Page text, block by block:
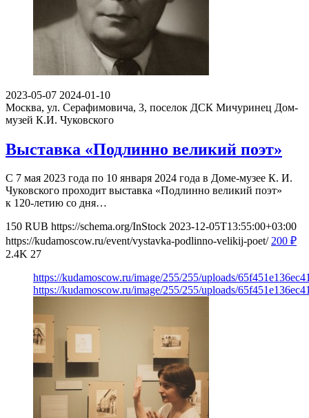
2023-05-07 2024-01-10
Москва, ул. Серафимовича, 3, поселок ДСК Мичуринец Дом-
музей К.И. Чуковского
Выставка «Подлинно великий поэт»
С 7 мая 2023 года по 10 января 2024 года в Доме-музее К. И.
Чуковского проходит выставка «Подлинно великий поэт»
к 120-летию со дня…
150 RUB https://schema.org/InStock 2023-12-05T13:55:00+03:00
https://kudamoscow.ru/event/vystavka-podlinno-velikij-poet/ 200 ₽
2.4K 27
https://kudamoscow.ru/image/255/255/uploads/
https://kudamoscow.ru/image/255/255/uploads/